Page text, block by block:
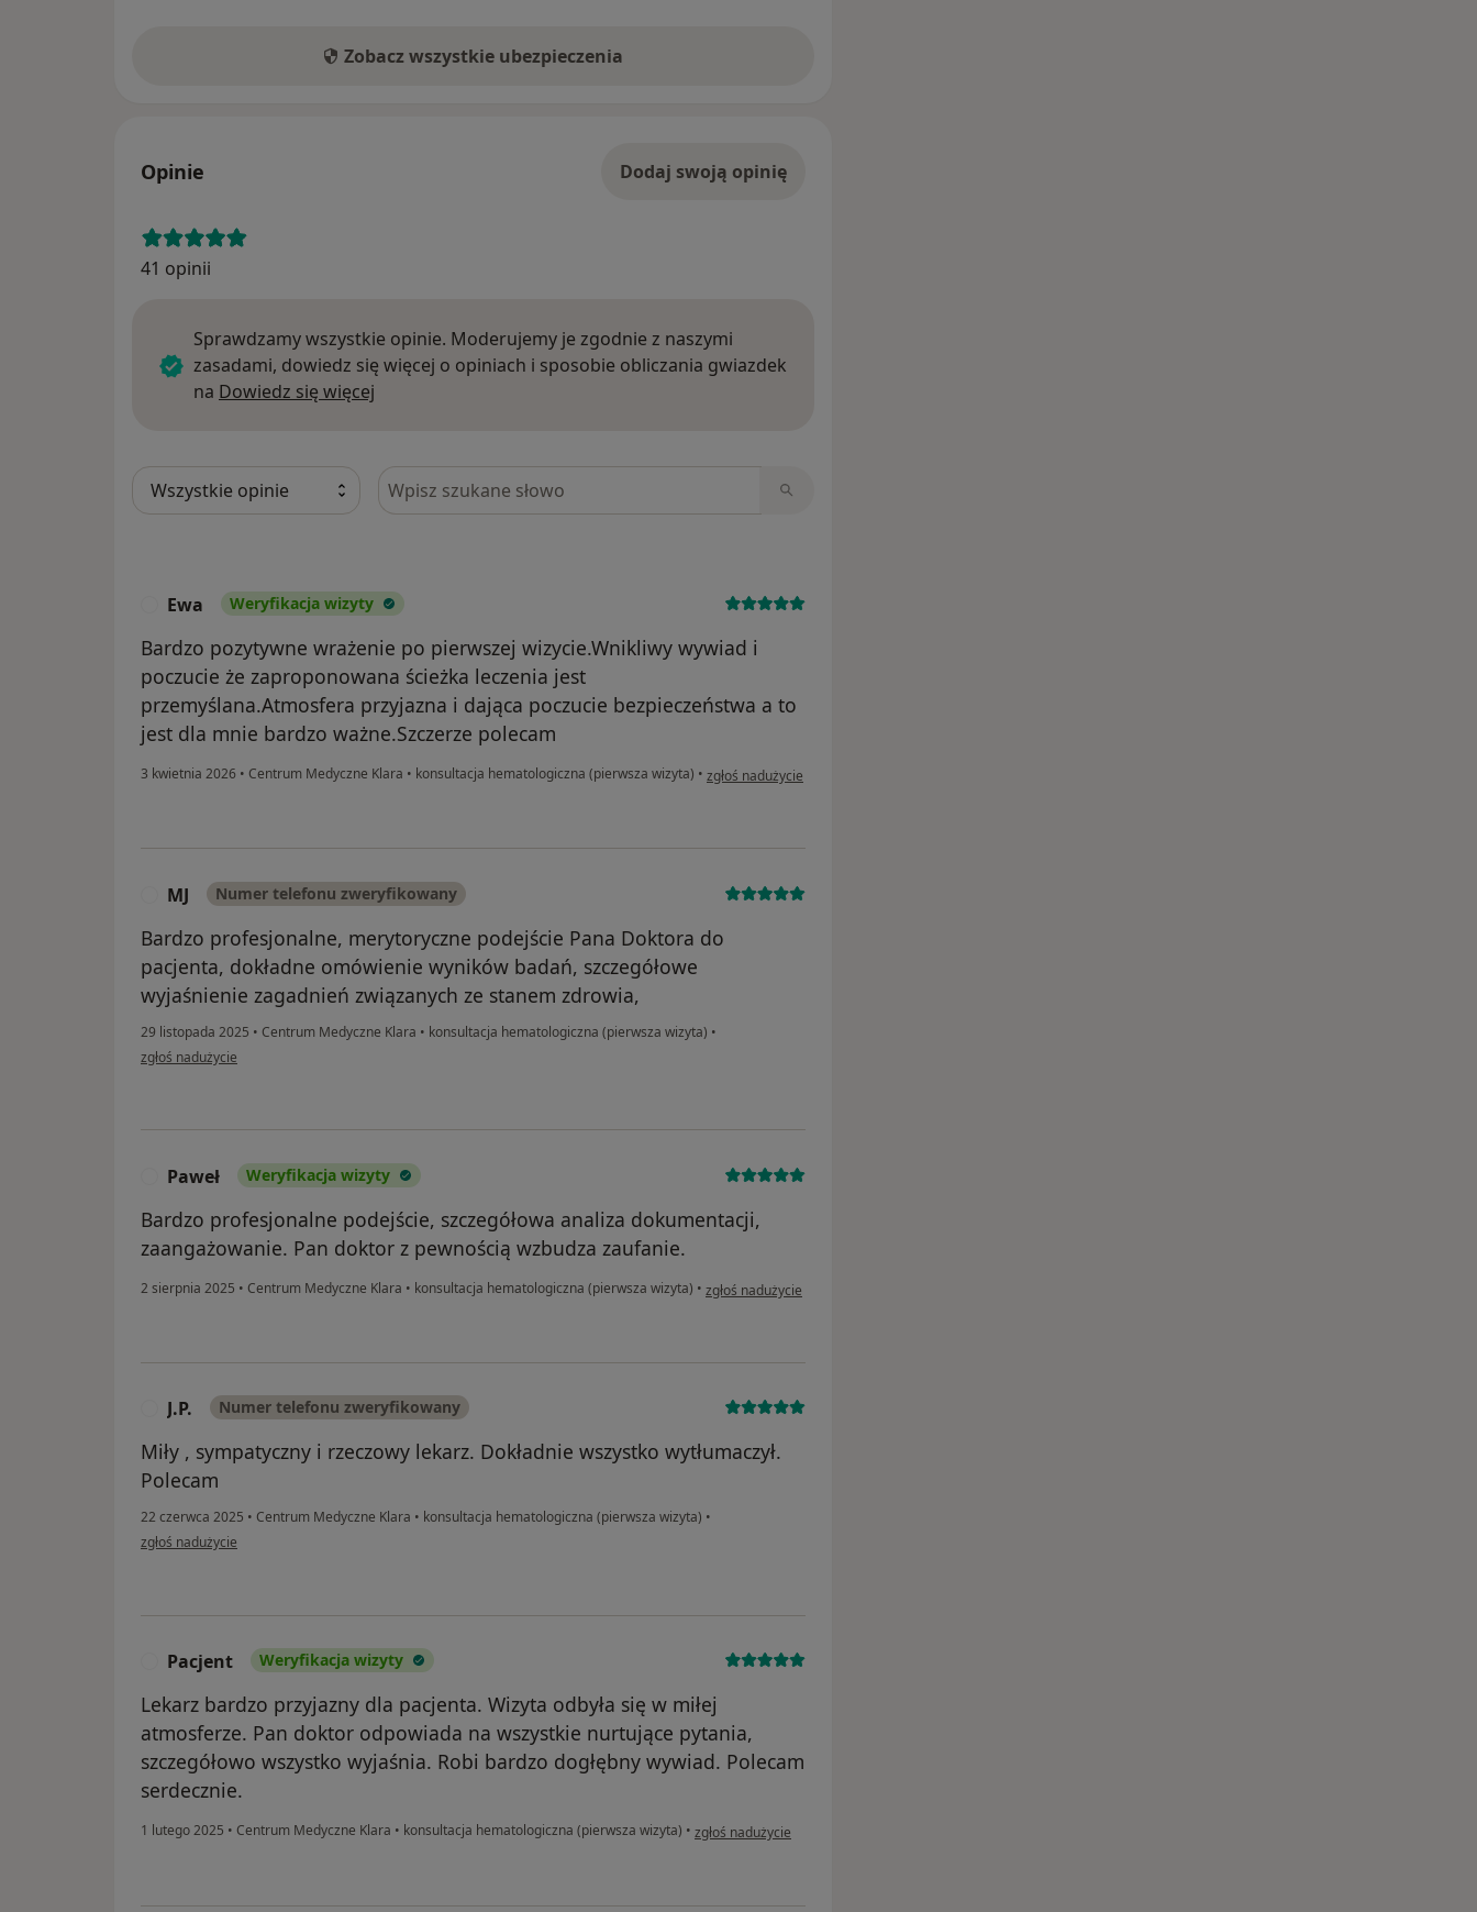
Zobacz wszystkie ubezpieczenia
Opinie Dodaj swoją opinię
41 opinii
Sprawdzamy wszystkie opinie. Moderujemy je zgodnie z naszymi
zasadami, dowiedz się więcej o opiniach i sposobie obliczania gwiazdek
na Dowiedz się więcej
Szukaj w opiniach
Ewa Weryfikacja wizyty
Bardzo pozytywne wrażenie po pierwszej wizycie.Wnikliwy wywiad i
poczucie że zaproponowana ścieżka leczenia jest
przemyślana.Atmosfera przyjazna i dająca poczucie bezpieczeństwa a to
jest dla mnie bardzo ważne.Szczerze polecam
3 kwietnia 2026 • Centrum Medyczne Klara • konsultacja hematologiczna (pierwsza wizyta) • w opinii użytkownika Ewa
zgłoś nadużycie
MJ Numer telefonu zweryfikowany
Bardzo profesjonalne, merytoryczne podejście Pana Doktora do
pacjenta, dokładne omówienie wyników badań, szczegółowe
wyjaśnienie zagadnień związanych ze stanem zdrowia,
29 listopada 2025 • Centrum Medyczne Klara • konsultacja hematologiczna (pierwsza wizyta) •
w opinii użytkownika MJ
zgłoś nadużycie
Paweł Weryfikacja wizyty
Bardzo profesjonalne podejście, szczegółowa analiza dokumentacji,
zaangażowanie. Pan doktor z pewnością wzbudza zaufanie.
2 sierpnia 2025 • Centrum Medyczne Klara • konsultacja hematologiczna (pierwsza wizyta) • w opinii użytkownika Paweł
zgłoś nadużycie
J.P. Numer telefonu zweryfikowany
Miły , sympatyczny i rzeczowy lekarz. Dokładnie wszystko wytłumaczył.
Polecam
22 czerwca 2025 • Centrum Medyczne Klara • konsultacja hematologiczna (pierwsza wizyta) •
w opinii użytkownika J.P.
zgłoś nadużycie
Pacjent Weryfikacja wizyty
Lekarz bardzo przyjazny dla pacjenta. Wizyta odbyła się w miłej
atmosferze. Pan doktor odpowiada na wszystkie nurtujące pytania,
szczegółowo wszystko wyjaśnia. Robi bardzo dogłębny wywiad. Polecam
serdecznie.
1 lutego 2025 • Centrum Medyczne Klara • konsultacja hematologiczna (pierwsza wizyta) • w opinii użytkownika Pacjent
zgłoś nadużycie